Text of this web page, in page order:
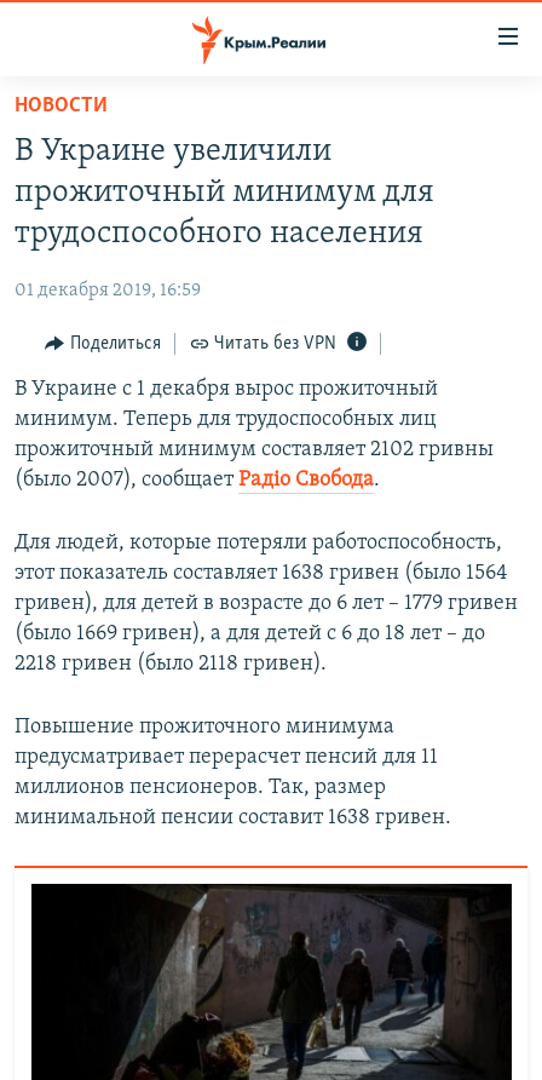
Вернуться
основному
содержанию
Вернутся
главной
навигации
Вернутся
поиску
СПЕЦПРОЕКТЫ
11 ЛЕТ ОККУПАЦИИ КРЫМА. 11 ИСТОРИЙ СОПРОТИВЛЕНИЯ
ВОДА
ЕЩЕ
ИНТЕРАКТИВ
ИНФОГРАФИКА
ТЕЛЕПРОЕКТ КРЫМ.РЕАЛИИ
СОВЕТЫ ПРАВОЗАЩИТНИКОВ
ПОБЕДИТЕЛЕЙ НЕ СУДЯТ?
КРЫМ.НЕПОКОРЕННЫЙ
ELIFBE
РАДІО СВОБОДА
КАК ОБОЙТИ БЛОКИРОВКУ
Українською
Все сайты RFE/RL
НОВОСТИ
В Украине увеличили
прожиточный минимум для
трудоспособного населения
01 декабря 2019, 16:59
Поделиться Читать без VPN
В Украине с 1 декабря вырос прожиточный
минимум. Теперь для трудоспособных лиц
прожиточный минимум составляет 2102 гривны
(было 2007), сообщаетРадiо Свобода.
Для людей, которые потеряли работоспособность,
этот показатель составляет 1638 гривен (было 1564
гривен), для детей в возрасте до 6 лет – 1779 гривен
(было 1669 гривен), а для детей с 6 до 18 лет – до
2218 гривен (было 2118 гривен).
Повышение прожиточного минимума
предусматривает перерасчет пенсий для 11
миллионов пенсионеров. Так, размер
минимальной пенсии составит 1638 гривен.